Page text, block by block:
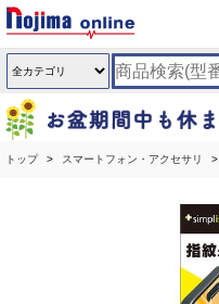
トップ スマートフォン・アクセサリ